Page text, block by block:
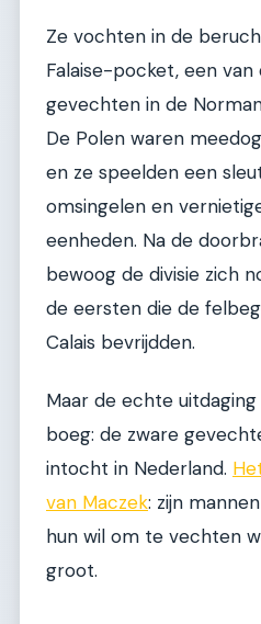
Ze vochten in de
Falaise-pocket, een
gevechten in de
De Polen waren
en ze speelden een
omsingelen en
eenheden. Na de
bewoog de divisie zich
de eersten die de
Calais bevrijdden.
Maar de echte
boeg: de zware
intocht in Nederland.
van Maczek: zijn
hun wil om te vechten
groot.